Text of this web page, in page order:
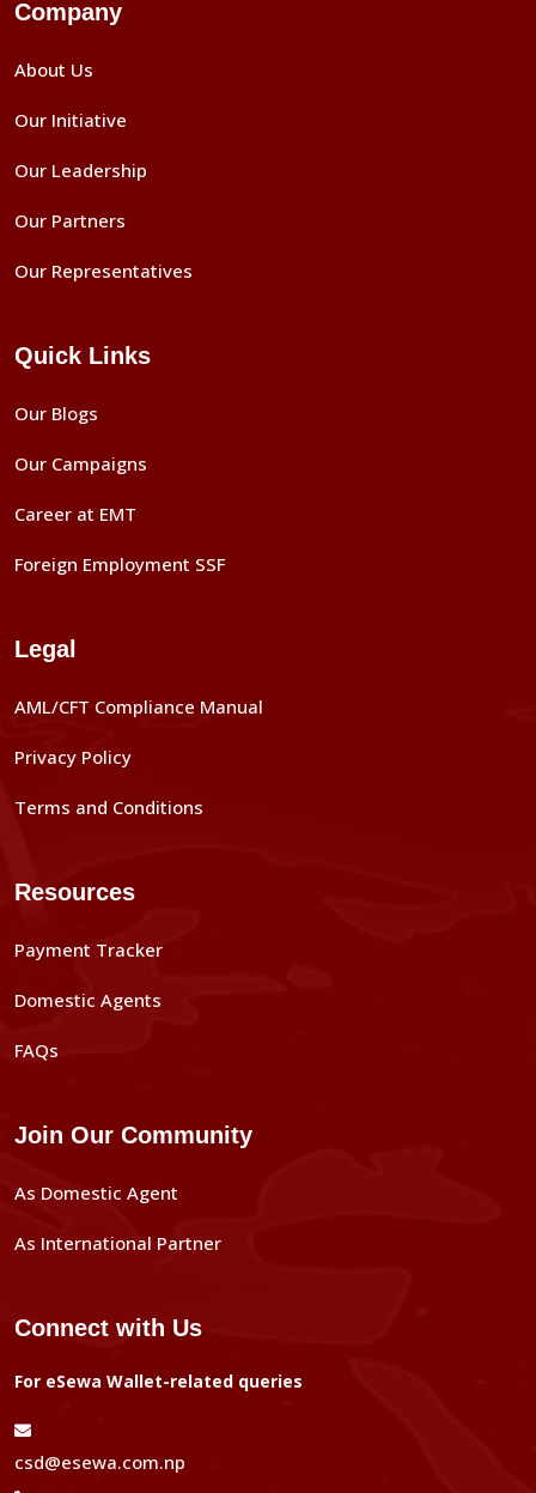
Company
About Us
Our Initiative
Our Leadership
Our Partners
Our Representatives
Quick Links
Our Blogs
Our Campaigns
Career at EMT
Foreign Employment SSF
Legal
AML/CFT Compliance Manual
Privacy Policy
Terms and Conditions
Resources
Payment Tracker
Domestic Agents
FAQs
Join Our Community
As Domestic Agent
As International Partner
Connect with Us
For eSewa Wallet-related queries
csd@esewa.com.np